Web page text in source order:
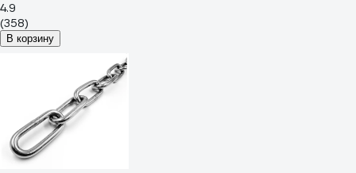
4.9
(358)
В корзину